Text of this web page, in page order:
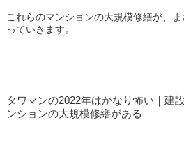
これらのマンションの大規模修繕が、
っていきます。
タワマンの2022年はかなり怖い｜建
ンションの大規模修繕がある